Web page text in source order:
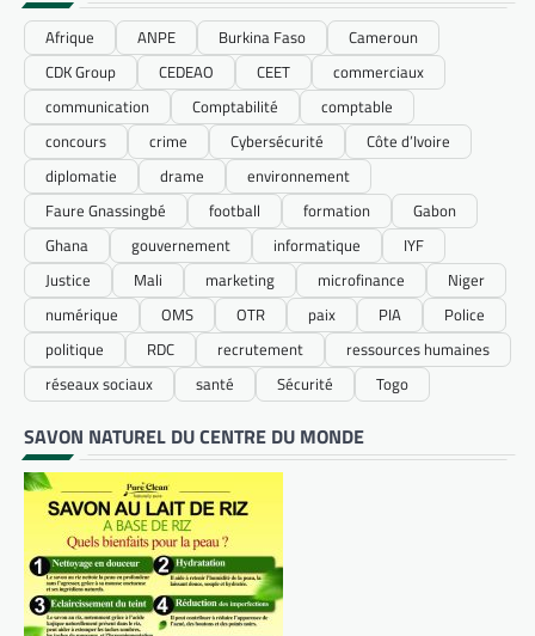
Afrique ANPE Burkina Faso
Cameroun
CDK Group
CEDEAO CEET
commerciaux
communication
Comptabilité
comptable
concours
crime Cybersécurité
Côte d’Ivoire
diplomatie
drame
environnement
Faure Gnassingbé
football formation
Gabon
Ghana
gouvernement informatique
IYF
Justice
Mali marketing microfinance
Niger
numérique
OMS OTR paix PIA
Police
politique
RDC recrutement
ressources humaines
réseaux sociaux
santé Sécurité Togo
SAVON NATUREL DU CENTRE DU MONDE